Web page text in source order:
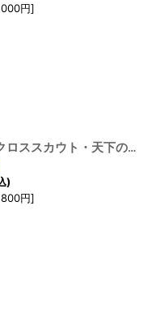
円]
あんさんぶるスターズ！！あんスタ クロススカウト・天下の春 吉祥 乱凪砂 氷鷹 斗 天祥院英智 コスプレ衣装
)
円]